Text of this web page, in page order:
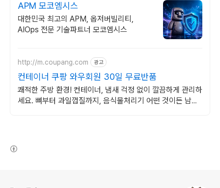
APM 모코엠시스
대한민국 최고의 APM, 옵저버빌리티,
AIOps 전문 기술파트너 모코엠시스
http://m.coupang.com 광고
컨테이너 쿠팡 와우회원 30일 무료반품
쾌적한 주방 환경! 컨테이너, 냄새 걱정 없이 깔끔하게 관리하
세요. 뼈부터 과일껍질까지, 음식물처리기 어떤 것이든 남김